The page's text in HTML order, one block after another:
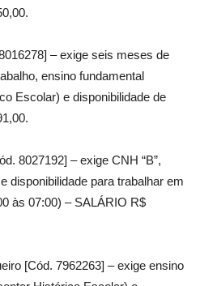
– exige seis meses de
ensino fundamental
Escolar) e disponibilidade de
8027192] – exige CNH “B”,
disponibilidade para trabalhar em
às 07:00) – SALÁRIO R$
[Cód. 7962263] – exige ensino